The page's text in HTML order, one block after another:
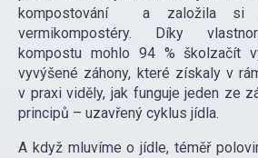
kompostování a založila si
vermikompostéry. Díky
kompostu mohlo 94 % školzačít
vyvýšené záhony, které získaly v
v praxi viděly, jak funguje jeden ze
principů – uzavřený cyklus jídla.
A když mluvíme o jídle, téměř